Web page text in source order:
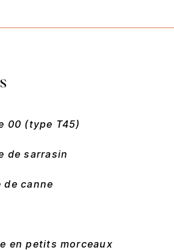
00 (type T45)
de sarrasin
de canne
en petits morceaux